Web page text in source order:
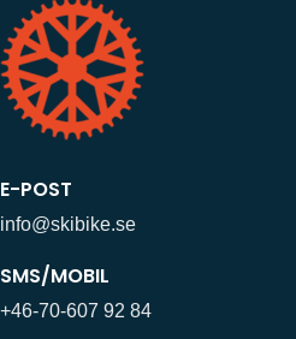
E-POST
info@skibike.se
SMS/MOBIL
+46-70-607 92 84